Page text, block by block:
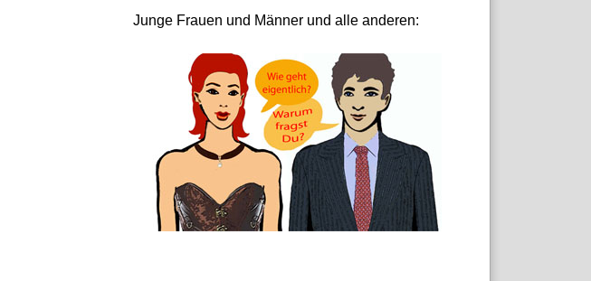
Junge Frauen und Männer und alle anderen: